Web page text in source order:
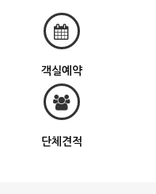
객실예약
단체견적